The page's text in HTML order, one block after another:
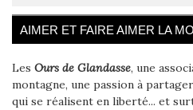
AIMER ET FAIRE AIMER LA
Les Ours de Glandasse, une
montagne, une passion à
qui se réalisent en liberté... et